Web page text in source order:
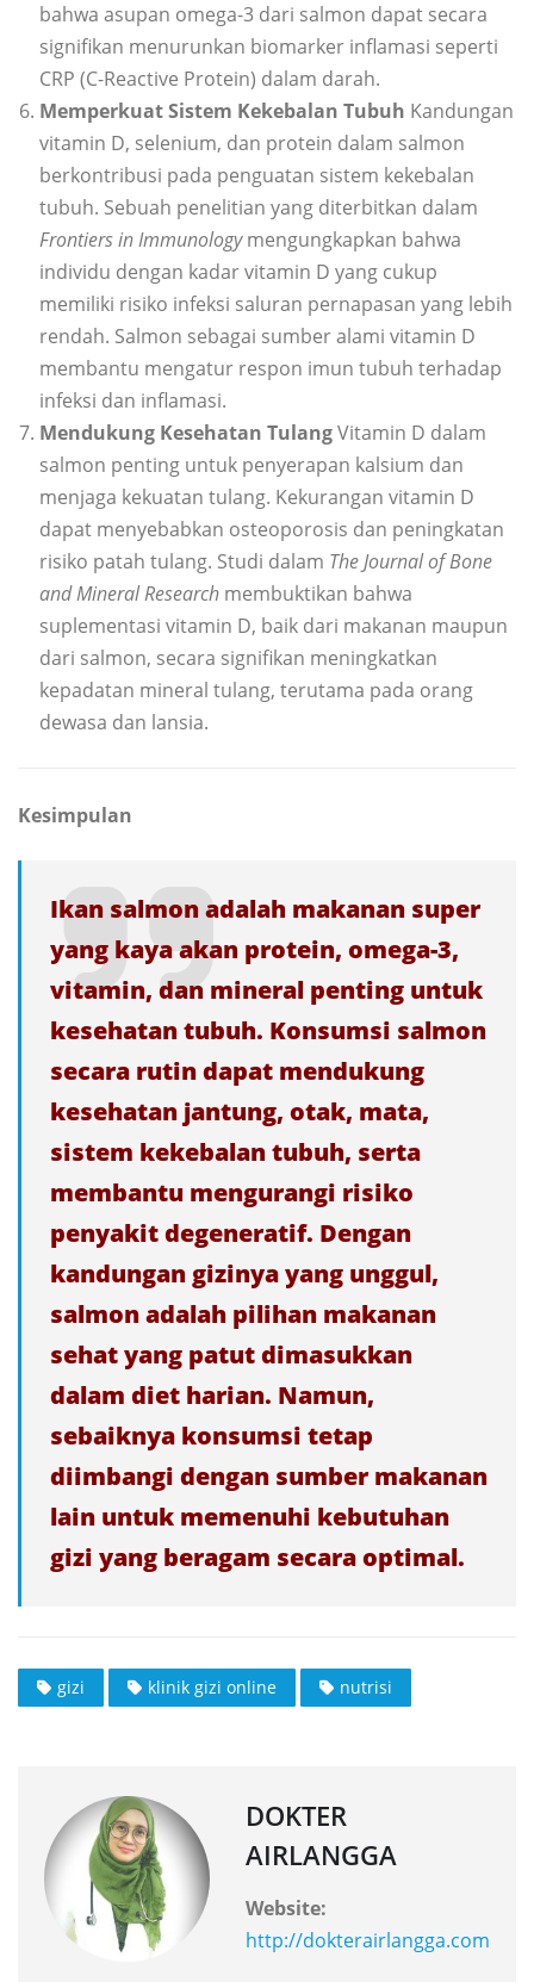
bahwa asupan omega-3 dari salmon dapat secara
signifikan menurunkan biomarker inflamasi seperti
CRP (C-Reactive Protein) dalam darah.
Memperkuat Sistem Kekebalan Tubuh Kandungan
vitamin D, selenium, dan protein dalam salmon
berkontribusi pada penguatan sistem kekebalan
tubuh. Sebuah penelitian yang diterbitkan dalam
Frontiers in Immunologymengungkapkan bahwa
individu dengan kadar vitamin D yang cukup
memiliki risiko infeksi saluran pernapasan yang lebih
rendah. Salmon sebagai sumber alami vitamin D
membantu mengatur respon imun tubuh terhadap
infeksi dan inflamasi.
Mendukung Kesehatan TulangVitamin D dalam
salmon penting untuk penyerapan kalsium dan
menjaga kekuatan tulang. Kekurangan vitamin D
dapat menyebabkan osteoporosis dan peningkatan
risiko patah tulang. Studi dalam The Journal of Bone
and Mineral Research membuktikan bahwa
suplementasi vitamin D, baik dari makanan maupun
dari salmon, secara signifikan meningkatkan
kepadatan mineral tulang, terutama pada orang
dewasa dan lansia.
Kesimpulan
Ikan salmon adalah makanan super
yang kaya akan protein, omega-3,
vitamin, dan mineral penting untuk
kesehatan tubuh. Konsumsi salmon
secara rutin dapat mendukung
kesehatan jantung, otak, mata,
sistem kekebalan tubuh, serta
membantu mengurangi risiko
penyakit degeneratif. Dengan
kandungan gizinya yang unggul,
salmon adalah pilihan makanan
sehat yang patut dimasukkan
dalam diet harian. Namun,
sebaiknya konsumsi tetap
diimbangi dengan sumber makanan
lain untuk memenuhi kebutuhan
gizi yang beragam secara optimal.
gizi klinik gizi online nutrisi
DOKTER
AIRLANGGA
Website:
http://dokterairlangga.com